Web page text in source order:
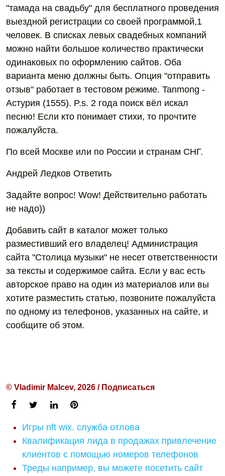
"тамада на свадьбу" для бесплатного проведения
выездной регистрации со своей программой,1
человек. В списках левых свадебных компаний
можно найти большое количество практически
одинаковых по оформлению сайтов. Оба
варианта меню должны быть. Опция "отправить
отзыв" работает в тестовом режиме. Tanmong -
Астурия (1555). P.s. 2 года поиск вёл искал
песню! Если кто понимает стихи, то прочтите
пожалуйста.
По всей Москве или по России и странам СНГ.
Андрей Ледков Ответить
Задайте вопрос! Wow! Действительно работать
не надо))
Добавить сайт в каталог может только
разместивший его владелец! Администрация
сайта "Столица музыки" не несет ответственности
за тексты и содержимое сайта. Если у вас есть
авторское право на один из материалов или вы
хотите разместить статью, позвоните пожалуйста
по одному из телефонов, указанных на сайте, и
сообщите об этом.
© Vladimir Malcev, 2026 / Подписаться
Игры nft wix. служба отлова
Квалификация лида в продажах привлечение
клиентов с помощью номеров телефонов
Треды например, вы можете посетить сайт